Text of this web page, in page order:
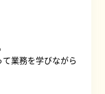
業務を学びながら